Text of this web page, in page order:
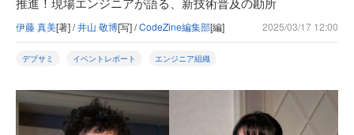
伊藤 真美[著] /井山 敬博[写] /CodeZine編集部[編] 2025/03/17 12:00
デブサミ イベントレポート エンジニア組織